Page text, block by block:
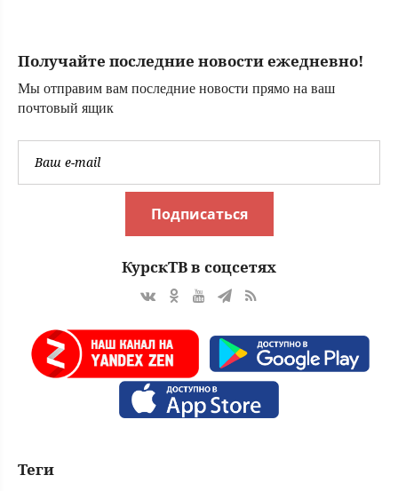
Получайте последние новости ежедневно!
Мы отправим вам последние новости прямо на ваш
почтовый ящик
Подписаться
КурскТВ в соцсетях
Теги